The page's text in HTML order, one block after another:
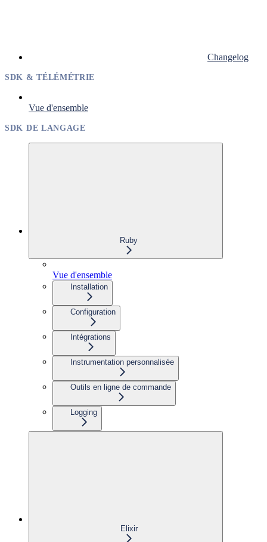
Changelog
SDK & TÉLÉMÉTRIE
Vue d'ensemble
SDK DE LANGAGE
Ruby
Vue d'ensemble
Installation
Configuration
Intégrations
Instrumentation personnalisée
Outils en ligne de commande
Logging
Elixir